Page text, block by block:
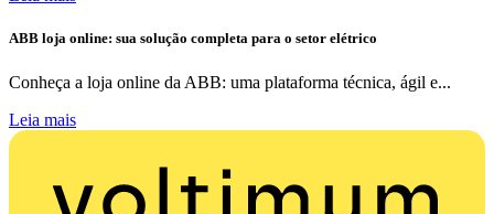
ABB loja online: sua solução completa para o setor elétrico
Conheça a loja online da ABB: uma plataforma técnica, ágil e...
Leia mais